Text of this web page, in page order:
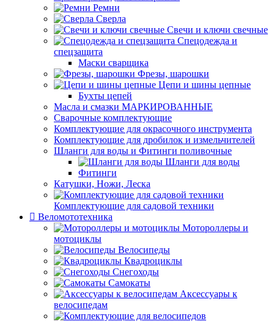
Ремни
Сверла
Свечи и ключи свечные
Спецодежда и
спецзащита
Маски сварщика
Фрезы, шарошки
Цепи и шины цепные
Бухты цепей
Масла и смазки МАРКИРОВАННЫЕ
Сварочные комплектующие
Комплектующие для окрасочного инструмента
Комплектующие для дробилок и измельчителей
Шланги для воды и Фитинги поливочные
Шланги для воды
Фитинги
Катушки, Ножи, Леска
Комплектующие для садовой техники
Веломототехника
Мотороллеры и
мотоциклы
Велосипеды
Квадроциклы
Снегоходы
Самокаты
Аксессуары к
велосипедам